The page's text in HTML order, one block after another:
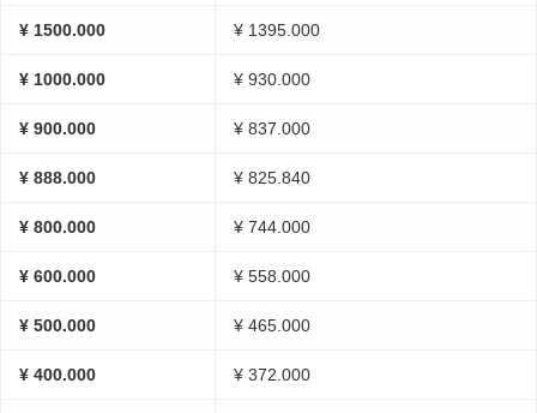
¥ 1500.000 ¥ 1395.000
¥ 1000.000 ¥ 930.000
¥ 900.000 ¥ 837.000
¥ 888.000 ¥ 825.840
¥ 800.000 ¥ 744.000
¥ 600.000 ¥ 558.000
¥ 500.000 ¥ 465.000
¥ 400.000 ¥ 372.000